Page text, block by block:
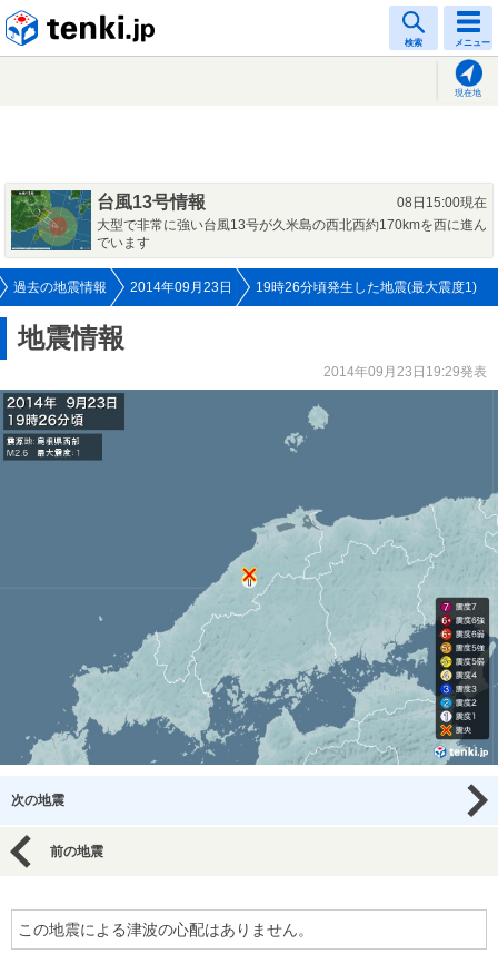
検索 メニュー
現在地
台風13号情報
08日15:00現在
大型で非常に強い台風13号が久米島の西北西約170kmを西に進ん
でいます
過去の地震情報 2014年09月23日 19時26分頃発生した地震(最大震度1)
地震情報
2014年09月23日19:29発表
次の地震
前の地震
この地震による津波の心配はありません。